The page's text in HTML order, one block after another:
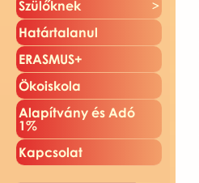
Szü­lők­nek
Ha­tár­ta­la­nul
ERAS­MUS+
Öko­is­ko­la
Ala­pít­vány és Adó
1%
Kap­cso­lat